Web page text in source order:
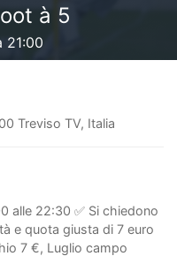
à 5
21:00
Treviso TV, Italia
alle 22:30 ✅ Si chiedono
e quota giusta di 7 euro
7 €, Luglio campo